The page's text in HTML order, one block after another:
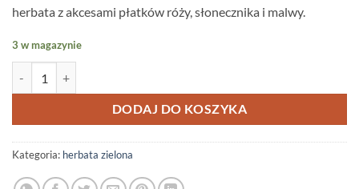
herbata z akcesami płatków róży, słonecznika i malwy.
3 w magazynie
DODAJ DO KOSZYKA
Kategoria: herbata zielona